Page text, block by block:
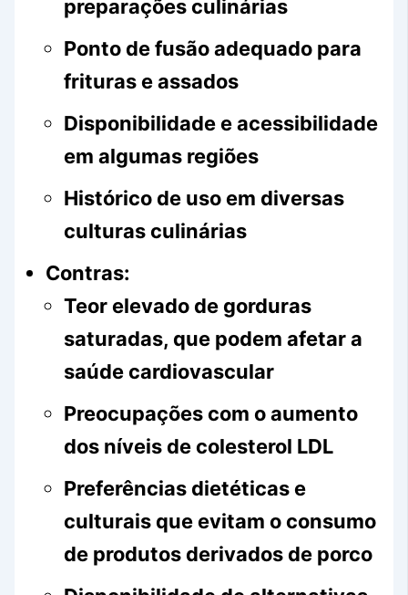
preparações culinárias
Ponto de fusão adequado para
frituras e assados
Disponibilidade e acessibilidade
em algumas regiões
Histórico de uso em diversas
culturas culinárias
Contras:
Teor elevado de gorduras
saturadas, que podem afetar a
saúde cardiovascular
Preocupações com o aumento
dos níveis de colesterol LDL
Preferências dietéticas e
culturais que evitam o consumo
de produtos derivados de porco